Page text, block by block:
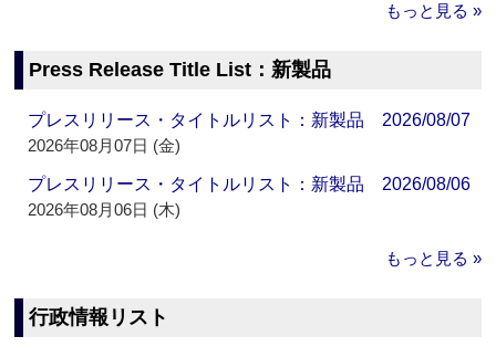
もっと見る »
Press Release Title List：新製品
プレスリリース・タイトルリスト：新製品 2026/08/07
2026年08月07日 (金)
プレスリリース・タイトルリスト：新製品 2026/08/06
2026年08月06日 (木)
もっと見る »
行政情報リスト